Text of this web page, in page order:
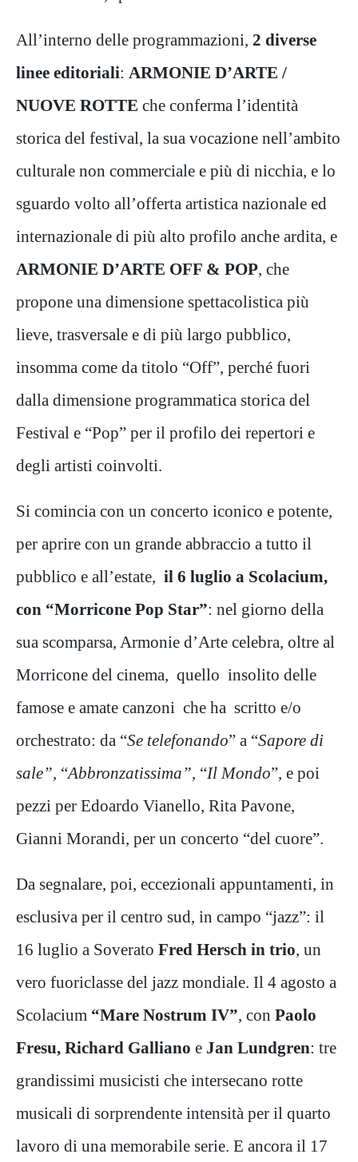
All’interno delle programmazioni, 2 diverse
linee editoriali: ARMONIE D’ARTE /
NUOVE ROTTE che conferma l’identità
storica del festival, la sua vocazione nell’ambito
culturale non commerciale e più di nicchia, e lo
sguardo volto all’offerta artistica nazionale ed
internazionale di più alto profilo anche ardita, e
ARMONIE D’ARTE OFF & POP , che
propone una dimensione spettacolistica più
lieve, trasversale e di più largo pubblico,
insomma come da titolo “Off”, perché fuori
dalla dimensione programmatica storica del
Festival e “Pop” per il profilo dei repertori e
degli artisti coinvolti.
Si comincia con un concerto iconico e potente,
per aprire con un grande abbraccio a tutto il
pubblico e all’estate,
il 6 luglio a Scolacium,
con “Morricone Pop Star”: nel giorno della
sua scomparsa, Armonie d’Arte celebra, oltre al
Morricone del cinema, quello insolito delle
famose e amate canzoni che ha scritto e/o
orchestrato: da “Se telefonando” a “Sapore di
sale”, “Abbronzatissima” , “Il Mondo”, e poi
pezzi per Edoardo Vianello, Rita Pavone,
Gianni Morandi, per un concerto “del cuore”.
Da segnalare, poi, eccezionali appuntamenti, in
esclusiva per il centro sud, in campo “jazz”: il
16 luglio a Soverato Fred Hersch in trio , un
vero fuoriclasse del jazz mondiale. Il 4 agosto a
Scolacium “Mare Nostrum IV” , con Paolo
Fresu, Richard Galliano e Jan Lundgren: tre
grandissimi musicisti che intersecano rotte
musicali di sorprendente intensità per il quarto
lavoro di una memorabile serie. E ancora il 17